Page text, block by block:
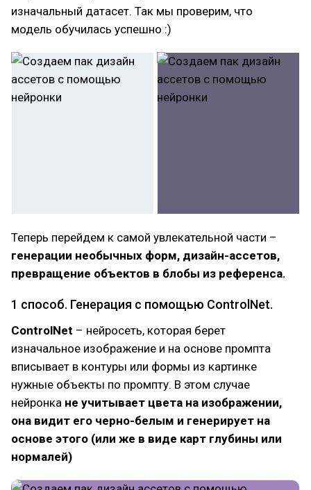
изначальный датасет. Так мы проверим, что
модель обучилась успешно :)
Теперь перейдем к самой увлекательной части –
генерации необычных форм, дизайн-ассетов,
превращение объектов в блобы из референса.
1 способ. Генерация с помощью ControlNet.
ControlNet – нейросеть, которая берет
изначальное изображение и на основе промпта
вписывает в контуры или формы из картинке
нужные объекты по промпту. В этом случае
нейронка не учитывает цвета на изображении,
она видит его черно-белым и генерирует на
основе этого (или же в виде карт глубины или
нормалей)